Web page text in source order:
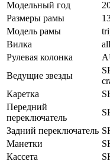
Модельный год
Размеры рамы
Модель рамы
Вилка
Рулевая колонка
Ведущие звезды
Каретка
Передний
переключатель
Задний переключатель
Манетки
Кассета